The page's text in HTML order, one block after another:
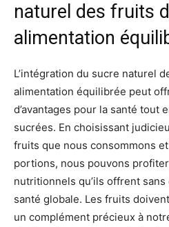
naturel des fruits
alimentation
L’intégration du sucre naturel
alimentation équilibrée peut
d’avantages pour la santé tout
sucrées. En choisissant
fruits que nous consommons
portions, nous pouvons
nutritionnels qu’ils offrent
santé globale. Les fruits
un complément précieux à